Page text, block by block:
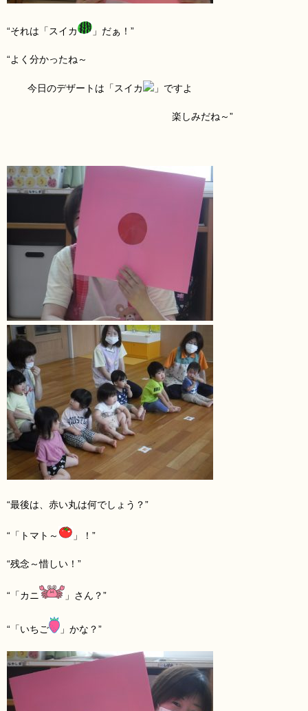
“それは「スイカ 」だぁ！”
“よく分かったね～
今日のデザートは「スイカ 」ですよ
楽しみだね～”
“最後は、赤い丸は何でしょう？”
“「トマト～ 」！”
“残念～惜しい！”
“「カニ 」さん？”
“「いちご 」かな？”